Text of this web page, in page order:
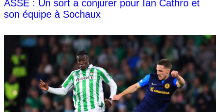
ASSE : Un sort a conjurer pour Ian Cathro et
son équipe à Sochaux